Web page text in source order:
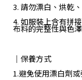
3. 請勿漂白、烘乾
4. 如服裝上含有拼
布料的完整性與色
｜保養方式
1.避免使用漂白劑